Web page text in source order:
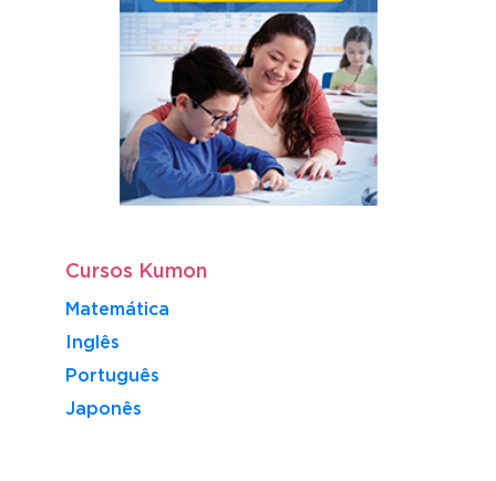
Cursos Kumon
Matemática
Inglês
Português
​Japonês